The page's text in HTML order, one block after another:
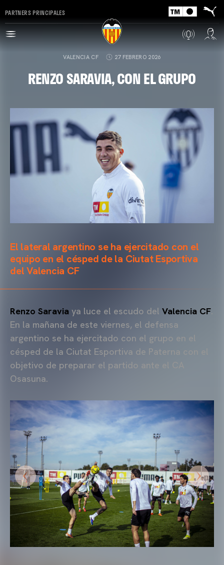
PARTNERS PRINCIPALES
VALENCIA CF 27 FEBRERO 2026
RENZO SARAVIA, CON EL GRUPO
El lateral argentino se ha ejercitado con el
equipo en el césped de la Ciutat Esportiva
del Valencia CF
Renzo Saravia ya luce el escudo del Valencia CF.
En la mañana de este viernes, el defensa
argentino se ha ejercitado con el grupo en el
césped de la Ciutat Esportiva de Paterna con el
objetivo de preparar el partido ante el CA
Osasuna.